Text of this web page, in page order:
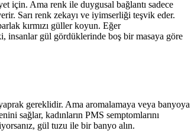
için. Ama renk ile duygusal bağlantı sadece
Sarı renk zekayı ve iyimserliği teşvik eder.
kırmızı güller koyun. Eğer
insanlar gül gördüklerinde boş bir masaya göre
gereklidir. Ama aromalamaya veya banyoya
sağlar, kadınların PMS semptomlarını
gül tuzu ile bir banyo alın.